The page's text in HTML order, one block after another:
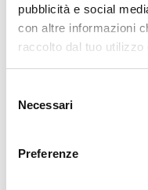
pubblicità e social
con altre informazioni
raccolto dal tuo utilizzo
delNecessari
Preferenze
allenamentocolazione
ADD COMMENT
Commento*